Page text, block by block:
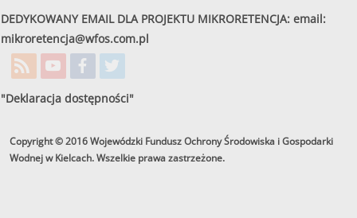
DEDYKOWANY EMAIL DLA PROJEKTU MIKRORETENCJA: email:
mikroretencja@wfos.com.pl
"Deklaracja dostępności"
Copyright © 2016 Wojewódzki Fundusz Ochrony Środowiska i Gospodarki
Wodnej w Kielcach. Wszelkie prawa zastrzeżone.